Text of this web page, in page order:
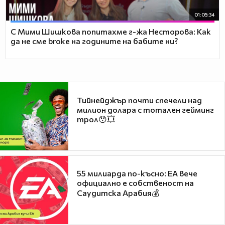
01:05:34
С Мими Шишкова попитахме г-жа Несторова: Как
да не сме broke на годините на бабите ни?
Тийнейджър почти спечели над
милион долара с тотален гейминг
трол😯💥
55 милиарда по-късно: EA вече
официално е собственост на
Саудитска Арабия💰